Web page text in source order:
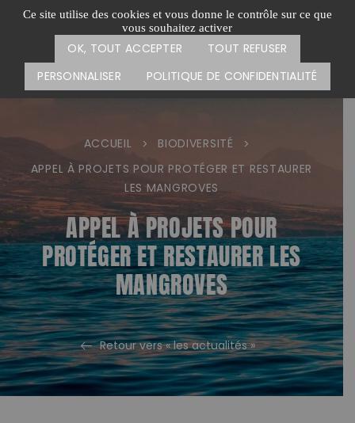
Ce site utilise des cookies et vous donne le contrôle sur ce que
vous souhaitez activer
OK, TOUT ACCEPTER
TOUT REFUSER
PERSONNALISER
POLITIQUE DE CONFIDENTIALITÉ
Passer
Menu
CARTE DES ACTIONS FAIRE UN DON
ACCUEIL > BIODIVERSITÉ
>
APPEL À PROJETS POUR PROTÉGER ET RESTAURER
LES MANGROVES
APPEL À PROJETS POUR
PROTÉGER ET RESTAURER LES
MANGROVES
Retour vers « les actualités »